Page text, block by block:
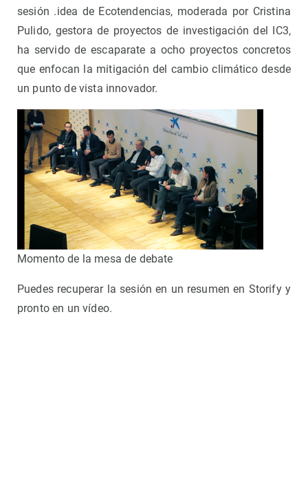
sesión .idea de Ecotendencias, moderada por Cristina
Pulido, gestora de proyectos de investigación del IC3,
ha servido de escaparate a ocho proyectos concretos
que enfocan la mitigación del cambio climático desde
un punto de vista innovador.
Momento de la mesa de debate
Puedes recuperar la sesión en un resumen en Storify y
pronto en un vídeo.